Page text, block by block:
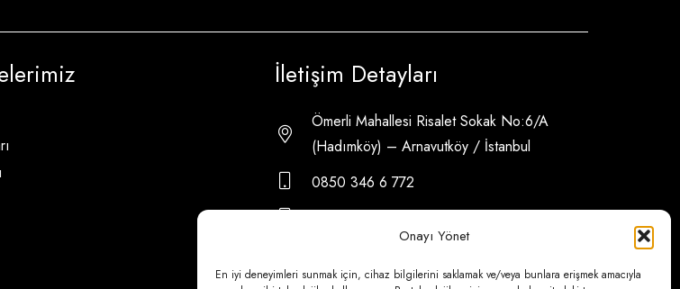
Onayı Yönet
En iyi deneyimleri sunmak için, cihaz bilgilerini saklamak ve/veya bunlara erişmek amacıyla
İletişim Detayları
Ömerli Mahallesi Risalet Sokak No:6/A
(Hadımköy) – Arnavutköy / İstanbul
0850 346 6 772